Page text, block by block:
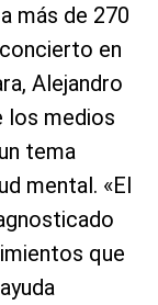
más de 270
en
Alejandro
los medios
tema
mental. «El
que